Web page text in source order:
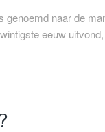
genoemd naar de
eeuw